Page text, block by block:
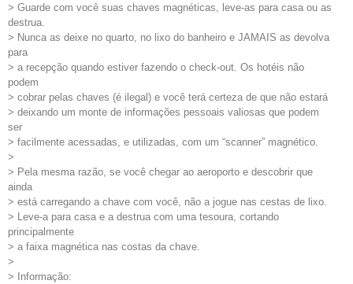
> Guarde com você suas chaves magnéticas, leve-as para casa ou as
destrua.
> Nunca as deixe no quarto, no lixo do banheiro e JAMAIS as devolva
para
> a recepção quando estiver fazendo o check-out. Os hotéis não
podem
> cobrar pelas chaves (é ilegal) e você terá certeza de que não estará
> deixando um monte de informações pessoais valiosas que podem
ser
> facilmente acessadas, e utilizadas, com um “scanner” magnético.
>
> Pela mesma razão, se você chegar ao aeroporto e descobrir que
ainda
> está carregando a chave com você, não a jogue nas cestas de lixo.
> Leve-a para casa e a destrua com uma tesoura, cortando
principalmente
> a faixa magnética nas costas da chave.
>
> Informação: